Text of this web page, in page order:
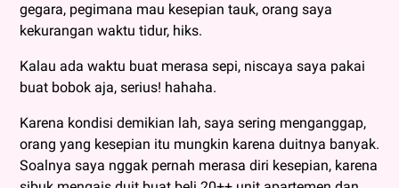
gegara, pegimana mau kesepian tauk, orang saya
kekurangan waktu tidur, hiks.
Kalau ada waktu buat merasa sepi, niscaya saya pakai
buat bobok aja, serius! hahaha.
Karena kondisi demikian lah, saya sering menganggap,
orang yang kesepian itu mungkin karena duitnya banyak.
Soalnya saya nggak pernah merasa diri kesepian, karena